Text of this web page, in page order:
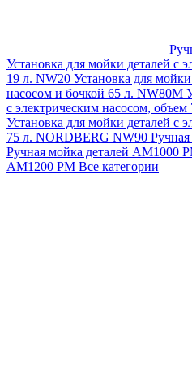
Установка для мойки деталей с
19 л. NW20 Установка для
насосом и бочкой 65 л. NW80M
с электрическим насосом,
Установка для мойки деталей с
75 л. NORDBERG NW90
Ручная мойка деталей АМ1000
АМ1200 РМ Все категории